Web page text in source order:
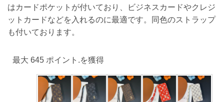
はカードポケットが付いており、ビジネスカードやクレジ
ットカードなどを入れるのに最適です。同色のストラップ
も付いております。
最大 645 ポイント.を獲得